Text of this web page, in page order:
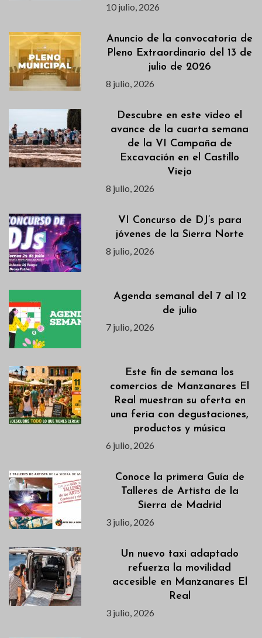
10 julio, 2026
Anuncio de la convocatoria de
Pleno Extraordinario del 13 de
julio de 2026
8 julio, 2026
Descubre en este vídeo el
avance de la cuarta semana
de la VI Campaña de
Excavación en el Castillo
Viejo
8 julio, 2026
VI Concurso de DJ’s para
jóvenes de la Sierra Norte
8 julio, 2026
Agenda semanal del 7 al 12
de julio
7 julio, 2026
Este fin de semana los
comercios de Manzanares El
Real muestran su oferta en
una feria con degustaciones,
productos y música
6 julio, 2026
Conoce la primera Guía de
Talleres de Artista de la
Sierra de Madrid
3 julio, 2026
Un nuevo taxi adaptado
refuerza la movilidad
accesible en Manzanares El
Real
3 julio, 2026